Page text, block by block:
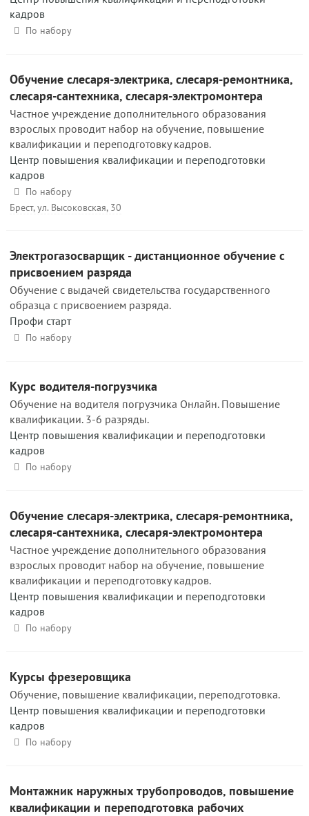
кадров
По набору
Обучение слесаря-электрика, слесаря-ремонтника,
слесаря-сантехника, слесаря-электромонтера
Частное учреждение дополнительного образования
взрослых проводит набор на обучение, повышение
квалификации и переподготовку кадров.
Центр повышения квалификации и переподготовки
кадров
По набору
Брест, ул. Высоковская, 30
Электрогазосварщик - дистанционное обучение с
присвоением разряда
Обучение с выдачей свидетельства государственного
образца с присвоением разряда.
Профи старт
По набору
Курс водителя-погрузчика
Обучение на водителя погрузчика Онлайн. Повышение
квалификации. 3-6 разряды.
Центр повышения квалификации и переподготовки
кадров
По набору
Обучение слесаря-электрика, слесаря-ремонтника,
слесаря-сантехника, слесаря-электромонтера
Частное учреждение дополнительного образования
взрослых проводит набор на обучение, повышение
квалификации и переподготовку кадров.
Центр повышения квалификации и переподготовки
кадров
По набору
Курсы фрезеровщика
Обучение, повышение квалификации, переподготовка.
Центр повышения квалификации и переподготовки
кадров
По набору
Монтажник наружных трубопроводов, повышение
квалификации и переподготовка рабочих